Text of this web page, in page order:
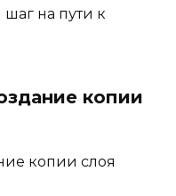
на пути к
копии